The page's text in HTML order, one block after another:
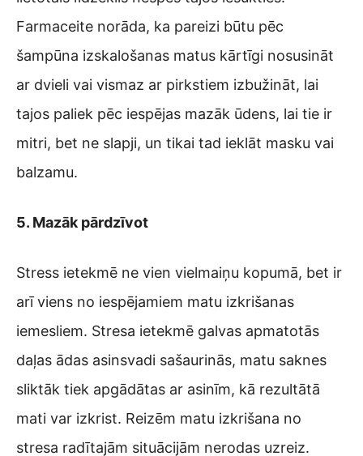
Farmaceite norāda, ka pareizi būtu pēc
šampūna izskalošanas matus kārtīgi nosusināt
ar dvieli vai vismaz ar pirkstiem izbužināt, lai
tajos paliek pēc iespējas mazāk ūdens, lai tie ir
mitri, bet ne slapji, un tikai tad ieklāt masku vai
balzamu.
5. Mazāk pārdzīvot
Stress ietekmē ne vien vielmaiņu kopumā, bet ir
arī viens no iespējamiem matu izkrišanas
iemesliem. Stresa ietekmē galvas apmatotās
daļas ādas asinsvadi sašaurinās, matu saknes
sliktāk tiek apgādātas ar asinīm, kā rezultātā
mati var izkrist. Reizēm matu izkrišana no
stresa radītajām situācijām nerodas uzreiz.